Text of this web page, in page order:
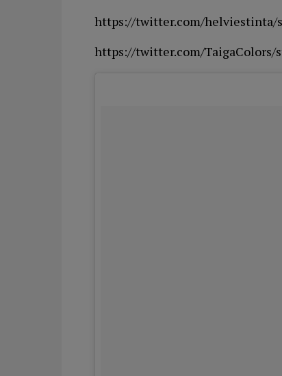
https://twitter.com/helviestinta/
https://twitter.com/TaigaColors/